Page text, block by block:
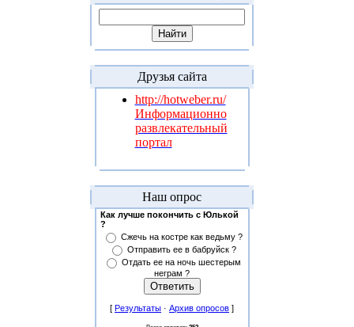
Друзья сайта
http://hotweber.ru/
Информационно
развлекательный
портал
Наш опрос
Как лучше покончить с Юлькой
?
Сжечь на костре как ведьму ?
Отправить ее в бабруйск ?
Отдать ее на ночь шестерым
неграм ?
[ Результаты · Архив опросов ]